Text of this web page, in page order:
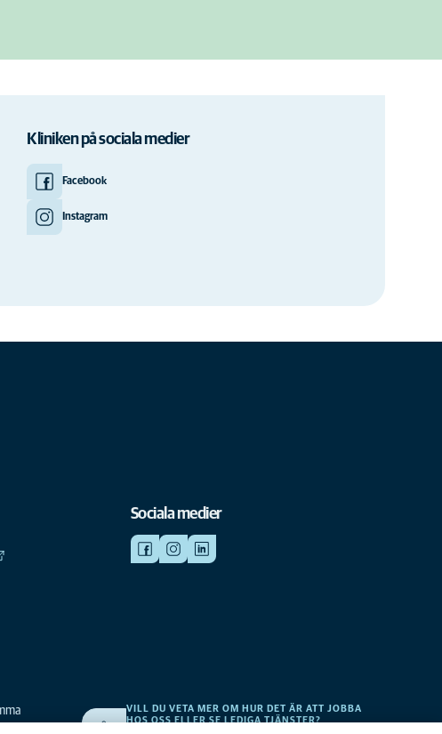
Kliniken på sociala medier
Facebook
Instagram
Sociala medier
VILL DU VETA MER OM HUR DET ÄR ATT JOBBA
HOS OSS ELLER SE LEDIGA TJÄNSTER?